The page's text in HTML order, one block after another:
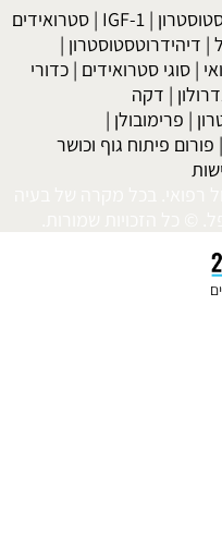
|
IGF-1
|סטרואידים
|
סטרואידים|כדורי
דקה
|
פיתוח גוף וכושר